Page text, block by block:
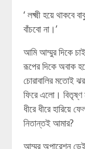
‘ লক্ষ্মী হয়ে
বাঁচবো না।’
আমি আম্মুর দিকে
রূপের দিকে অবাক
চোরাবালির মতোই
ফিরে এলো। বিতৃষ্ণ
ধীরে ধীরে হারিয়ে
নিতান্তই আমার?
আম্মুর অপারেশন